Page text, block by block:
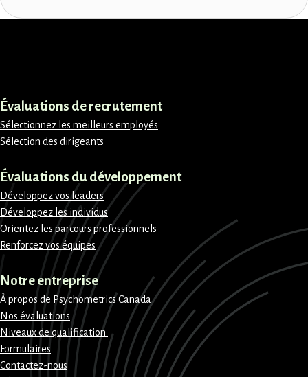
Évaluations de recrutement
Sélectionnez les meilleurs employés
Sélection des dirigeants
Évaluations du développement
Développez vos leaders
Développez les individus
Orientez les parcours professionnels
Renforcez vos équipes
Notre entreprise
À propos de Psychometrics Canada
Nos évaluations
Niveaux de qualification
Formulaires
Contactez-nous